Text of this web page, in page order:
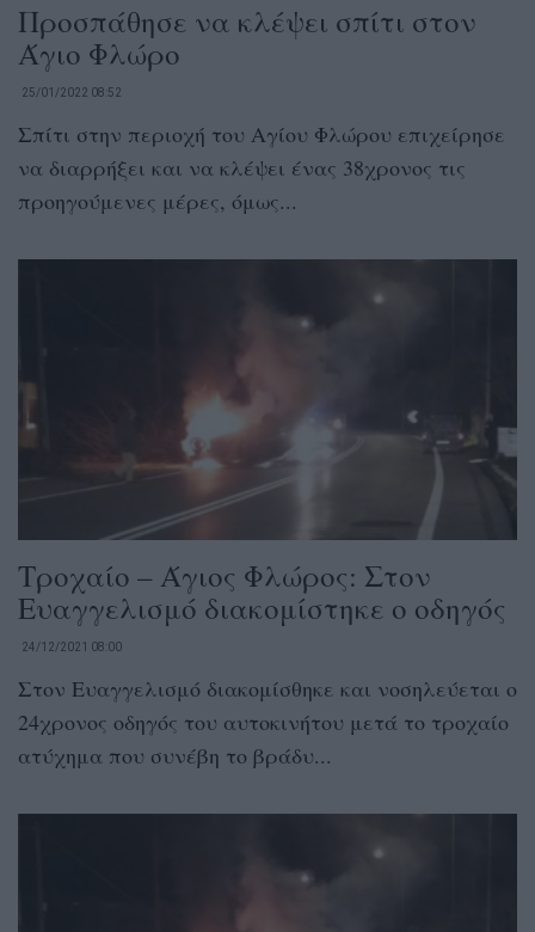
Προσπάθησε να κλέψει σπίτι στον
Άγιο Φλώρο
25/01/2022 08:52
Σπίτι στην περιοχή του Αγίου Φλώρου επιχείρησε
να διαρρήξει και να κλέψει ένας 38χρονος τις
προηγούμενες μέρες, όμως...
Τροχαίο – Άγιος Φλώρος: Στον
Ευαγγελισμό διακομίστηκε ο οδηγός
24/12/2021 08:00
Στον Ευαγγελισμό διακομίσθηκε και νοσηλεύεται ο
24χρονος οδηγός του αυτοκινήτου μετά το τροχαίο
ατύχημα που συνέβη το βράδυ...